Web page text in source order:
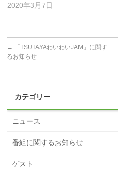
2020年3月7日
←
「TSUTAYAわいわいJAM」に関す
るお知らせ
カテゴリー
ニュース
番組に関するお知らせ
ゲスト